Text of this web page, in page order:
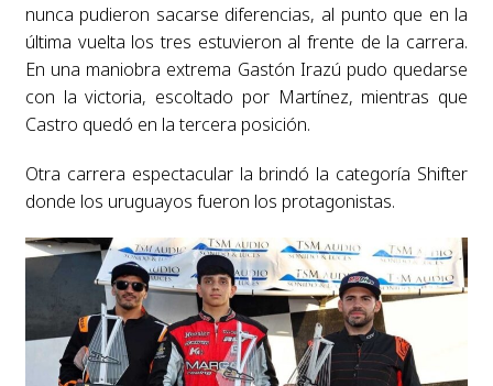
nunca pudieron sacarse diferencias, al punto que en la
última vuelta los tres estuvieron al frente de la carrera.
En una maniobra extrema Gastón Irazú pudo quedarse
con la victoria, escoltado por Martínez, mientras que
Castro quedó en la tercera posición.
Otra carrera espectacular la brindó la categoría Shifter
donde los uruguayos fueron los protagonistas.